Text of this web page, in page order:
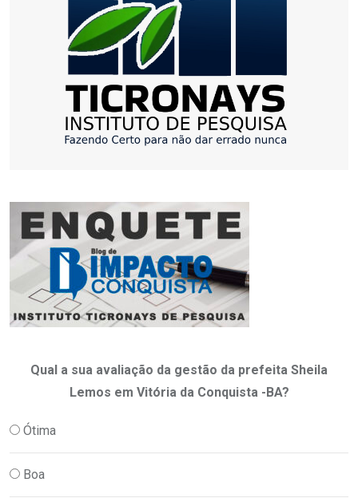
Qual a sua avaliação da gestão da prefeita Sheila
Lemos em Vitória da Conquista -BA?
Ótima
Boa